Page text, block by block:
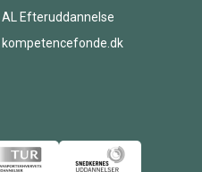
AL Efteruddannelse
kompetencefonde.dk